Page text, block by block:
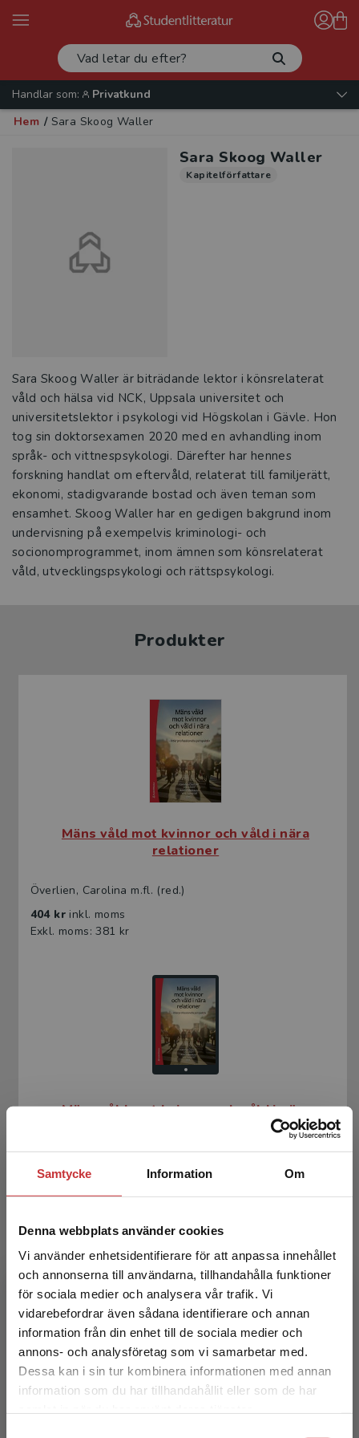
Samtycke Information Om
Denna webbplats använder cookies
Vi använder enhetsidentifierare för att anpassa innehållet
och annonserna till användarna, tillhandahålla funktioner
för sociala medier och analysera vår trafik. Vi
vidarebefordrar även sådana identifierare och annan
information från din enhet till de sociala medier och
annons- och analysföretag som vi samarbetar med.
Dessa kan i sin tur kombinera informationen med annan
information som du har tillhandahållit eller som de har
Begränsad fraktregion
Det verkar som att du besöker
studentlitteratur.se via en enhet utanför Sverige.
Handlar som:
Privatkund
Hem / Sara Skoog Waller
Sara Skoog Waller
Kapitelförfattare
Sara Skoog Waller är biträdande lektor i könsrelaterat
våld och hälsa vid NCK, Uppsala universitet och
universitetslektor i psykologi vid Högskolan i Gävle. Hon
tog sin doktorsexamen 2020 med en avhandling inom
språk- och vittnespsykologi. Därefter har hennes
forskning handlat om eftervåld, relaterat till familjerätt,
ekonomi, stadigvarande bostad och även teman som
ensamhet. Skoog Waller har en gedigen bakgrund inom
undervisning på exempelvis kriminologi- och
socionomprogrammet, inom ämnen som könsrelaterat
våld, utvecklingspsykologi och rättspsykologi.
Produkter
Mäns våld mot kvinnor och våld i nära
relationer
Överlien, Carolina m.fl. (red.)
404 kr inkl. moms
Exkl. moms: 381 kr
Mäns våld mot kvinnor och våld i nära
Överlien, Carolina m.fl. (red.)
Organisationspedagogik